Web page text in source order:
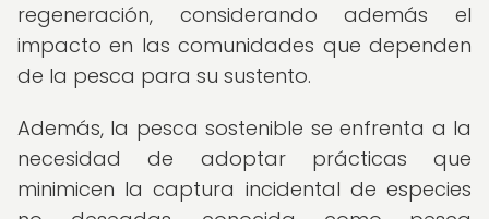
regeneración, considerando además el
impacto en las comunidades que dependen
de la pesca para su sustento.
Además, la pesca sostenible se enfrenta a la
necesidad de adoptar prácticas que
minimicen la captura incidental de especies